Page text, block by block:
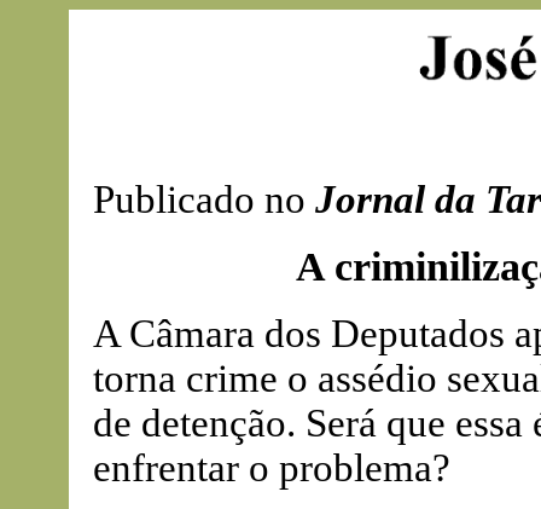
Publicado no Jornal da
A
A Câmara dos Deputados
torna crime o assédio
de detenção. Será que
enfrentar o problema?